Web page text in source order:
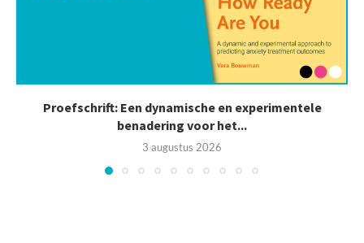
Proefschrift: Een dynamische en experimentele
benadering voor het...
3 augustus 2026